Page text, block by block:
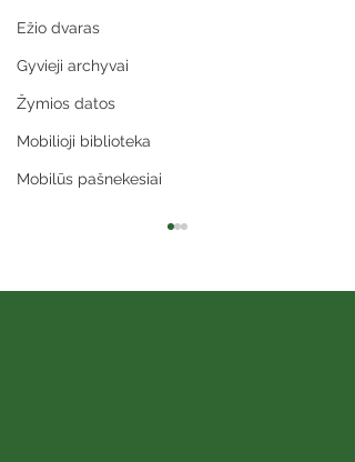
Ežio dvaras
Gyvieji archyvai
Žymios datos
Mobilioji biblioteka
Mobilūs pašnekesiai